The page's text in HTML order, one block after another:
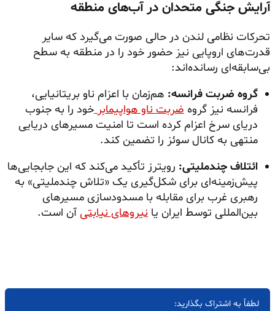
آرایش جنگی متحدان در آب‌های منطقه
تحرکات نظامی لندن در حالی صورت می‌گیرد که سایر
قدرت‌های اروپایی نیز حضور خود را در منطقه به سطح
بی‌سابقه‌ای رسانده‌اند:
گروه ضربت فرانسه: هم‌زمان با اعزام ناو بریتانیایی،
فرانسه نیز گروه ضربت ناو هواپیمابرخود را به جنوب
دریای سرخ اعزام کرده است تا امنیت مسیرهای دریایی
منتهی به کانال سوئز را تضمین کند.
ائتلاف چندملیتی: رویترز تأکید می‌کند که این جابجایی‌ها
پیش‌زمینه‌ای برای شکل‌گیری یک «تلاش چندملیتی» به
رهبری غرب برای مقابله با مسدودسازی مسیرهای
بین‌المللی توسط ایران یا نیروهای نیابتی آن است.
لطفاً به اشتراک بگذارید: